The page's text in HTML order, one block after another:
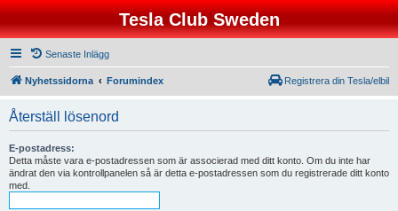
Tesla Club Sweden
Senaste Inlägg
Nyhetssidorna Forumindex Registrera din Tesla/elbil
Återställ lösenord
E-postadress:
Detta måste vara e-postadressen som är associerad med ditt konto. Om du inte har
ändrat den via kontrollpanelen så är detta e-postadressen som du registrerade ditt konto
med.